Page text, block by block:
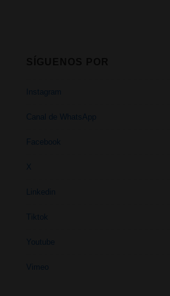
Instagram
Canal de WhatsApp
Facebook
X
Linkedin
Tiktok
Youtube
Vimeo